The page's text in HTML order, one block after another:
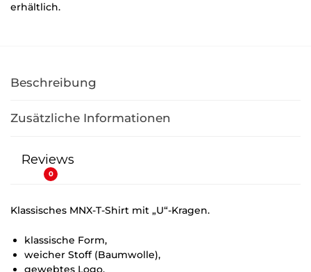
erhältlich.
Beschreibung
Zusätzliche Informationen
Reviews
0
Klassisches MNX-T-Shirt mit „U“-Kragen.
klassische Form,
weicher Stoff (Baumwolle),
gewebtes Logo.